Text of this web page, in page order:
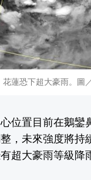
花蓮恐下超大豪雨。圖
位置目前在鵝鑾
，未來強度將持
超大豪雨等級降